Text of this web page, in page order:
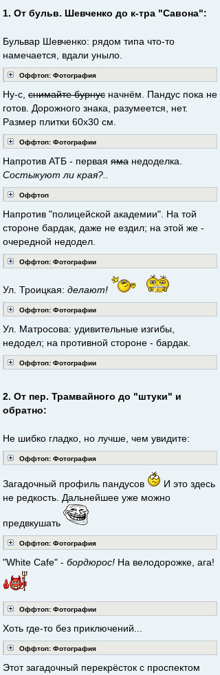
1. От бульв. Шевченко до к-тра "Савона":
Бульвар Шевченко: рядом типа что-то
намечается, вдали уныло.
Оффтоп: Фотография
Ну-с, снимайте бурнус начнём. Пандус пока не
готов. Дорожного знака, разумеется, нет.
Размер плитки 60х30 см.
Оффтоп: Фотографии
Напротив АТБ - первая яма недоделка.
Состыкуют ли края?..
Оффтоп
Напротив "полицейской академии". На той
стороне бардак, даже не ездил; на этой же -
очередной недодел.
Оффтоп: Фотографии
Ул. Троицкая: делают!
Оффтоп: Фотографии
Ул. Матросова: удивительные изгибы,
недодел; на противной стороне - бардак.
Оффтоп: Фотографии
2. От пер. Трамвайного до "штуки" и
обратно:
Не шибко гладко, но лучше, чем увидите:
Оффтоп: Фотография
Загадочный профиль пандусов
И это здесь
не редкость. Дальнейшее уже можно
предвкушать
Оффтоп: Фотография
"White Cafe" - бордюрос! На велодорожке, ага!
Оффтоп: Фотографии
Хоть где-то без приключений...
Оффтоп: Фотография
Этот загадочный перекрёсток с проспектом